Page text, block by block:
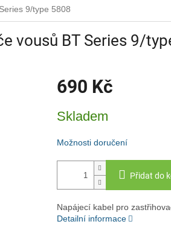
9/type 5808
vousů BT Series 9/
690 Kč
cena:
Skladem
Možnosti doručení
Přidat do
Napájecí kabel pro
Detailní informace